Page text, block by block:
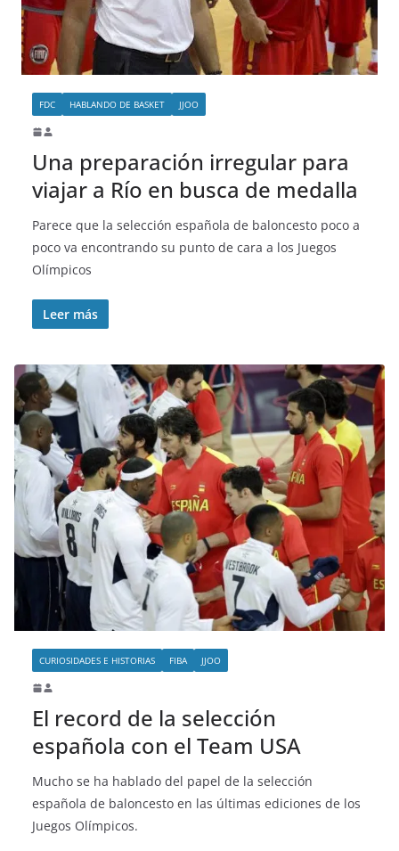
FDC HABLANDO DE BASKET JJOO
Una preparación irregular para
viajar a Río en busca de medalla
Parece que la selección española de baloncesto poco a
poco va encontrando su punto de cara a los Juegos
Olímpicos
Leer más
CURIOSIDADES E HISTORIAS FIBA JJOO
El record de la selección
española con el Team USA
Mucho se ha hablado del papel de la selección
española de baloncesto en las últimas ediciones de los
Juegos Olímpicos.